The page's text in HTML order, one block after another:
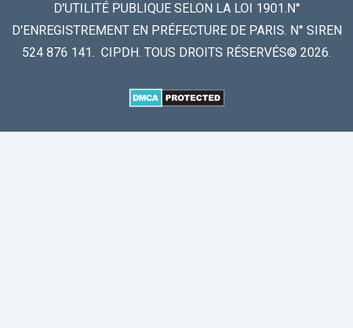
D'UTILITÉ PUBLIQUE SELON LA LOI 1901.N°
D'ENREGISTREMENT EN PRÉFECTURE DE PARIS. N° SIREN
524 876 141. CIPDH. TOUS DROITS RÉSERVÉS© 2026.